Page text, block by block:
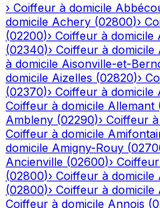
› Coiffeur à domicile
domicile Achery (02800)›
(02200)› Coiffeur à domicile
(02340)› Coiffeur à domicile
à domicile Aisonville-et-
domicile Aizelles (02820)›
(02370)› Coiffeur à domicile
Coiffeur à domicile Allemant
Ambleny (02290)› Coiffeur
Coiffeur à domicile
domicile Amigny-Rouy (
Ancienville (02600)›
(02800)› Coiffeur à domicile
(02800)› Coiffeur à domicile
Coiffeur à domicile Annois (